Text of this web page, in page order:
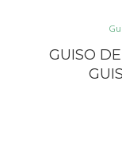
GUISO